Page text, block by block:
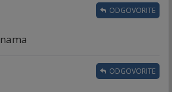
ODGOVORITE
ODGOVORITE